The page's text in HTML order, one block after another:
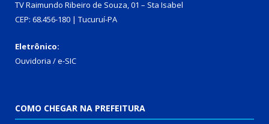
TV Raimundo Ribeiro de Souza, 01 – Sta Isabel
CEP: 68.456-180 | Tucuruí-PA
Eletrônico:
Ouvidoria /e-SIC
COMO CHEGAR NA PREFEITURA